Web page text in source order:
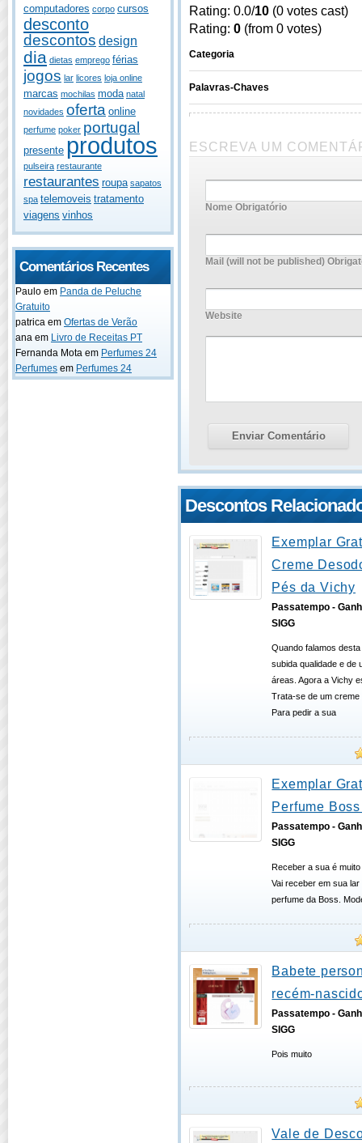
computadores corpo cursos
desconto
descontos design
dia dietas emprego férias
jogos lar licores loja online
marcas mochilas moda natal
novidades oferta online
perfume poker portugal
presente produtos
pulseira restaurante
restaurantes roupa sapatos
spa telemoveis tratamento
viagens vinhos
Comentários Recentes
Paulo em Panda de Peluche
Gratuito
patrica em Ofertas de Verão
ana em Livro de Receitas PT
Fernanda Mota em Perfumes 24
Perfumes em Perfumes 24
Rating: 0.0/10 (0 votes cast)
Rating: 0 (from 0 votes)
Categoria
Palavras-Chaves
ESCREVA UM
Nome Obrigatório
Mail (will not be published)
Website
Descontos
Exemplar
Creme
Pés da Vichy
Passatempo -
SIGG
Quando falamos
subida qualidade e de
áreas. Agora a Vichy
Trata-se de um
Para pedir a sua
Exemplar
Perfume
Passatempo -
SIGG
Receber a sua é
Vai receber em sua
perfume da Boss.
Babete
recém-
Passatempo -
SIGG
Pois muito
Vale de